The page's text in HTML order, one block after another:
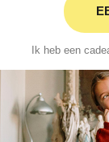
Ik heb een